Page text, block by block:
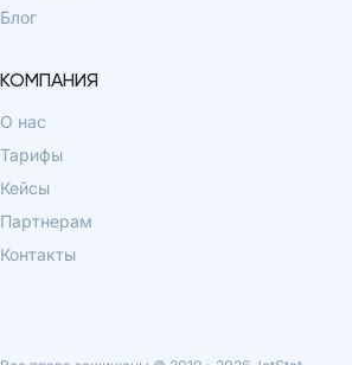
Блог
КОМПАНИЯ
О нас
Тарифы
Кейсы
Партнерам
Контакты